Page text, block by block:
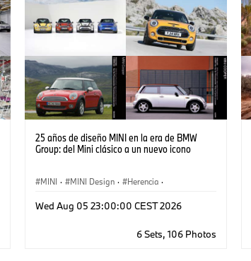
25 años de diseño MINI en la era de BMW
Group: del Mini clásico a un nuevo icono
MINI · MINI Design · Herencia ·
Wed Aug 05 23:00:00 CEST 2026
6 Sets, 106 Photos